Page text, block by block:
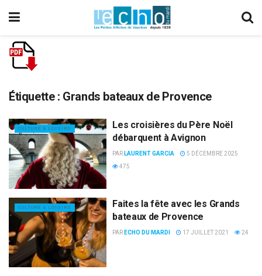
Étiquette : Grands bateaux de Provence
CULTURE & LOISIRS
Les croisières du Père Noël
débarquent à Avignon
PAR LAURENT GARCIA
5 DÉCEMBRE 2025
475
CULTURE & LOISIRS
Faites la fête avec les Grands
bateaux de Provence
PAR ECHO DU MARDI 17 JUILLET 2021 24